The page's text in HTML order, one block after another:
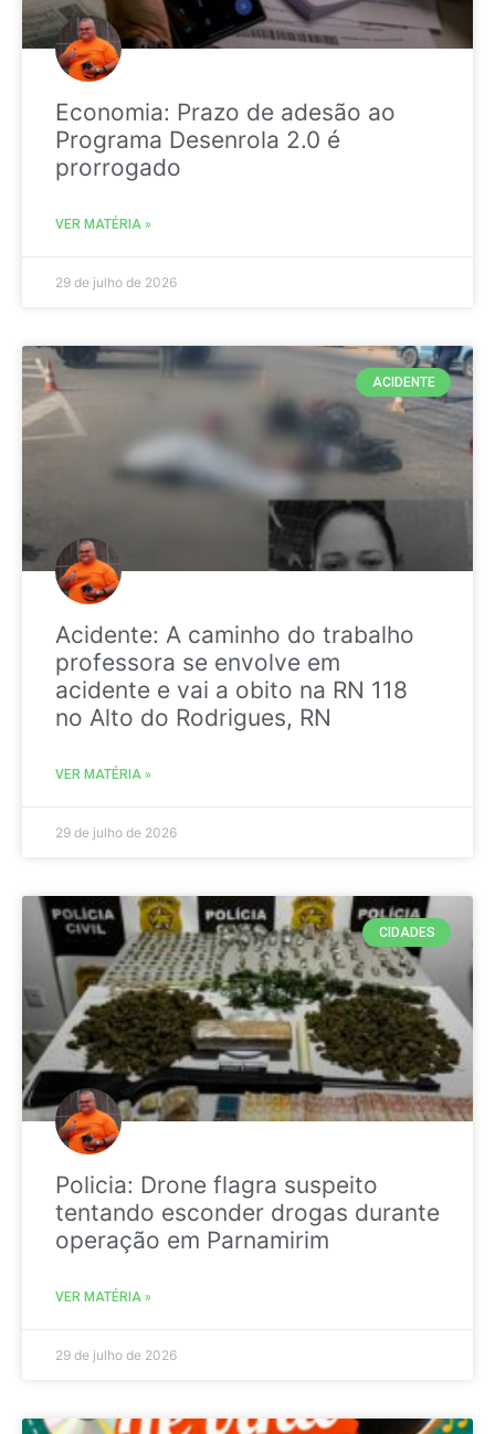
Economia: Prazo de adesão ao
Programa Desenrola 2.0 é
prorrogado
VER MATÉRIA »
29 de julho de 2026
ACIDENTE
Acidente: A caminho do trabalho
professora se envolve em
acidente e vai a obito na RN 118
no Alto do Rodrigues, RN
VER MATÉRIA »
29 de julho de 2026
CIDADES
Policia: Drone flagra suspeito
tentando esconder drogas durante
operação em Parnamirim
VER MATÉRIA »
29 de julho de 2026